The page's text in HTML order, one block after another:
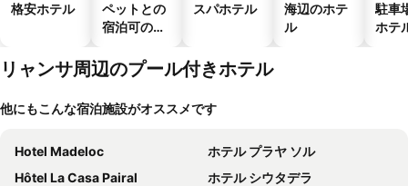
格安ホテル
ペットとの
宿泊可のホ
スパホテル
海辺のホテ
ル
駐車
ホテ
リャンサ周辺のプール付きホテル
他にもこんな宿泊施設がオススメです
Hotel Madeloc
ホテル プラヤ ソル
Hôtel La Casa Pairal
ホテル シウタデラ